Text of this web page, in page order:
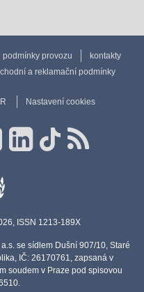
podmínky provozu
kontakty
a reklamační podmínky
Nastavení cookies
ISSN 1213-189X
se sídlem Dušní 907/10, Staré
IČ: 26170761, zapsaná v
soudem v Praze pod spisovou